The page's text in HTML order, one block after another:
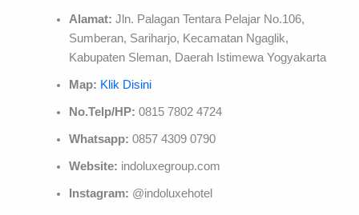
Alamat: Jln. Palagan Tentara Pelajar No.106,
Sumberan, Sariharjo, Kecamatan Ngaglik,
Kabupaten Sleman, Daerah Istimewa Yogyakarta
Map: Klik Disini
No.Telp/HP: 0815 7802 4724
Whatsapp: 0857 4309 0790
Website: indoluxegroup.com
Instagram: @indoluxehotel